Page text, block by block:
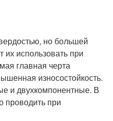
но большей
их использовать при
главная черта
износостойкость.
и двухкомпонентные. В
проводить при